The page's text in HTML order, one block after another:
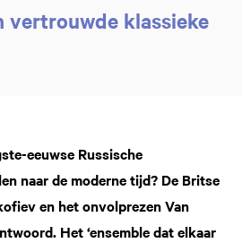
vertrouwde klassieke
eeuwse Russische
naar de moderne tijd? De Britse
en het onvolprezen Van
Het ‘ensemble dat elkaar